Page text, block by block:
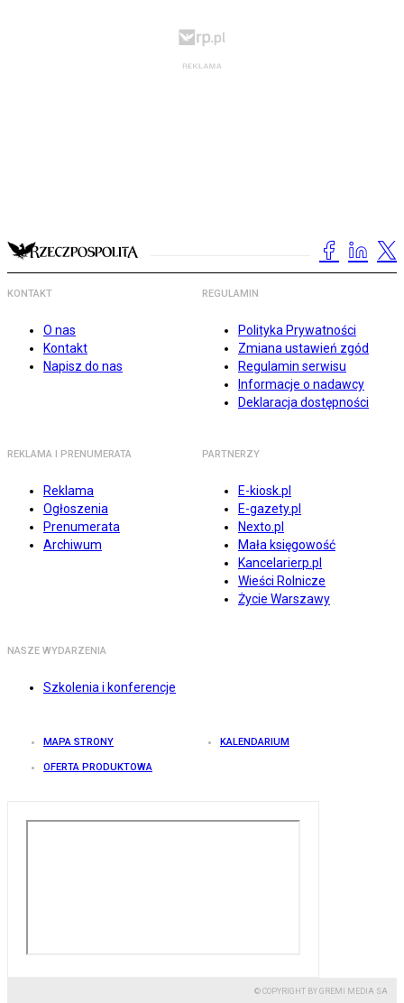
KONTAKT
O nas
Kontakt
Napisz do nas
REGULAMIN
Polityka Prywatności
Zmiana ustawień zgód
Regulamin serwisu
Informacje o nadawcy
Deklaracja dostępności
REKLAMA I PRENUMERATA
Reklama
Ogłoszenia
Prenumerata
Archiwum
PARTNERZY
E-kiosk.pl
E-gazety.pl
Nexto.pl
Mała księgowość
Kancelarierp.pl
Wieści Rolnicze
Życie Warszawy
NASZE WYDARZENIA
Szkolenia i konferencje
MAPA STRONY KALENDARIUM
OFERTA PRODUKTOWA
© COPYRIGHT BY GREMI MEDIA SA